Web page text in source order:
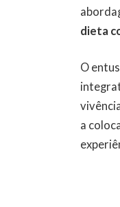
dieta
O
a